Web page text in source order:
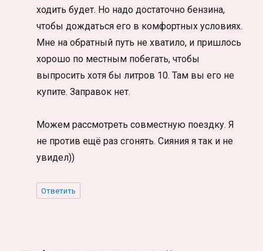
ходить будет. Но надо достаточно бензина,
чтобы дождаться его в комфортных условиях.
Мне на обратный путь не хватило, и пришлось
хорошо по местным побегать, чтобы
выпросить хотя бы литров 10. Там вы его не
купите. Заправок нет.
Можем рассмотреть совместную поездку. Я
не против ещё раз сгонять. Сияния я так и не
увидел))
Ответить